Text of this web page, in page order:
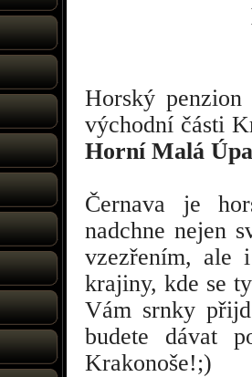
Horský
východní části
Horní Malá Úpa
Černava je
nadchne nejen
vzezřením, ale
krajiny, kde se
Vám srnky
budete dávat
Krakonoše!;)